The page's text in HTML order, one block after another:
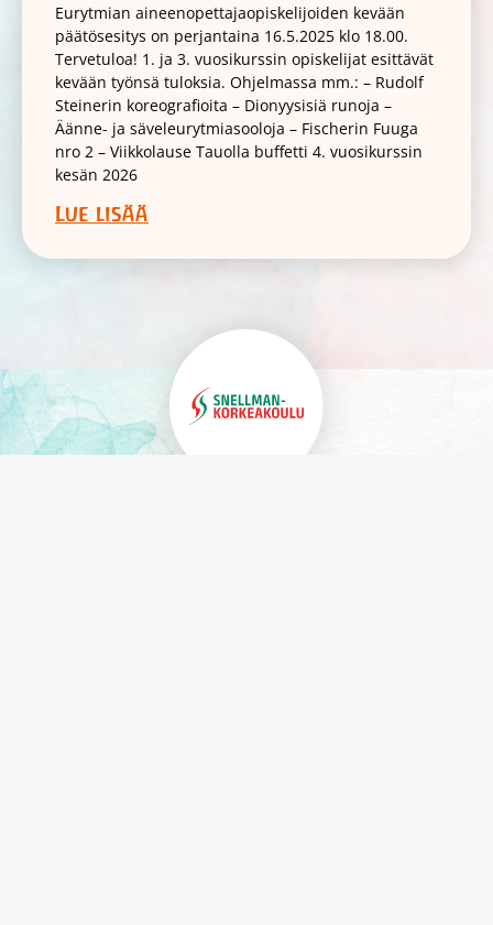
Eurytmian aineenopettajaopiskelijoiden kevään
päätösesitys on perjantaina 16.5.2025 klo 18.00.
Tervetuloa! 1. ja 3. vuosikurssin opiskelijat esittävät
kevään työnsä tuloksia. Ohjelmassa mm.: – Rudolf
Steinerin koreografioita – Dionyysisiä runoja –
Äänne- ja säveleurytmiasooloja – Fischerin Fuuga
nro 2 – Viikkolause Tauolla buffetti 4. vuosikurssin
kesän 2026
Lue lisää